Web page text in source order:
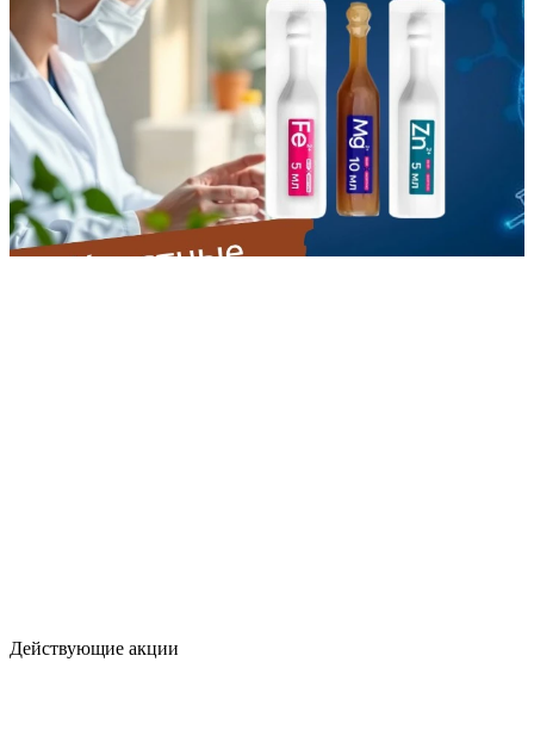
Действующие акции